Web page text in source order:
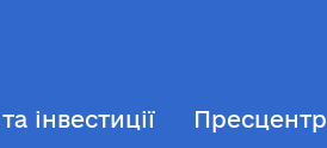
інвестиції Пресцентр